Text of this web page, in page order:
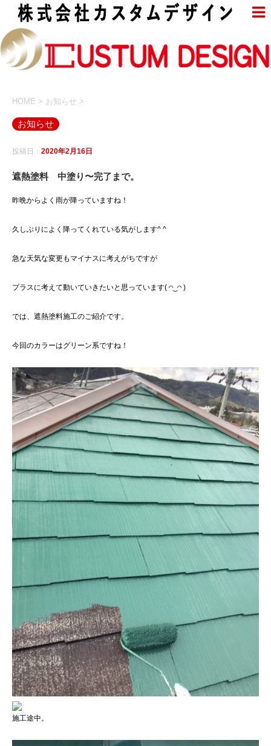
HOME > お知らせ >
お知らせ
投稿日： 2020年2月16日
遮熱塗料 中塗り〜完了まで。
昨晩からよく雨が降っていますね！
久しぶりによく降ってくれている気がします^ ^
急な天気な変更もマイナスに考えがちですが
プラスに考えて動いていきたいと思っています( ◠‿◠ )
では、遮熱塗料施工のご紹介です。
今回のカラーはグリーン系ですね！
施工途中。